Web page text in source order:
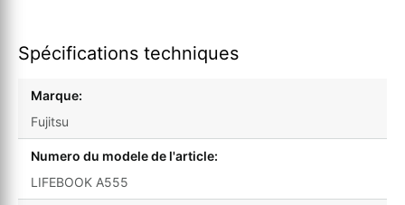
Spécifications techniques
Marque:
Fujitsu
Numero du modele de l'article:
LIFEBOOK A555